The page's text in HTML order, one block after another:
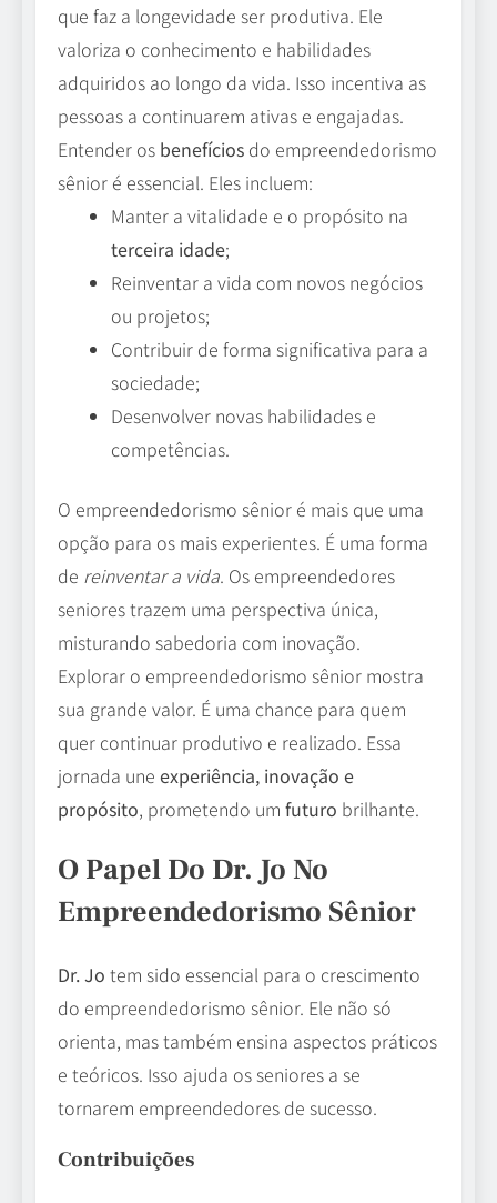
que faz a longevidade ser produtiva. Ele
valoriza o conhecimento e habilidades
adquiridos ao longo da vida. Isso incentiva as
pessoas a continuarem ativas e engajadas.
Entender os benefícios do empreendedorismo
sênior é essencial. Eles incluem:
Manter a vitalidade e o propósito na
terceira idade;
Reinventar a vida com novos negócios
ou projetos;
Contribuir de forma significativa para a
sociedade;
Desenvolver novas habilidades e
competências.
O empreendedorismo sênior é mais que uma
opção para os mais experientes. É uma forma
de reinventar a vida. Os empreendedores
seniores trazem uma perspectiva única,
misturando sabedoria com inovação.
Explorar o empreendedorismo sênior mostra
sua grande valor. É uma chance para quem
quer continuar produtivo e realizado. Essa
jornada une experiência, inovação e
propósito, prometendo um futuro brilhante.
O Papel Do Dr. Jo No
Empreendedorismo Sênior
Dr. Jo tem sido essencial para o crescimento
do empreendedorismo sênior. Ele não só
orienta, mas também ensina aspectos práticos
e teóricos. Isso ajuda os seniores a se
tornarem empreendedores de sucesso.
Contribuições